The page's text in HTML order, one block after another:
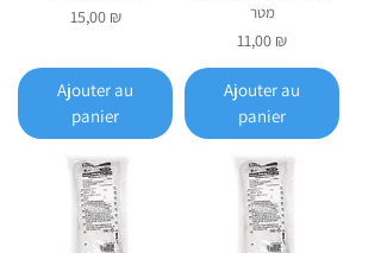
Prix
15,00 ₪
Ajouter au
panier
מטר
Prix
11,00 ₪
Ajouter au
panier